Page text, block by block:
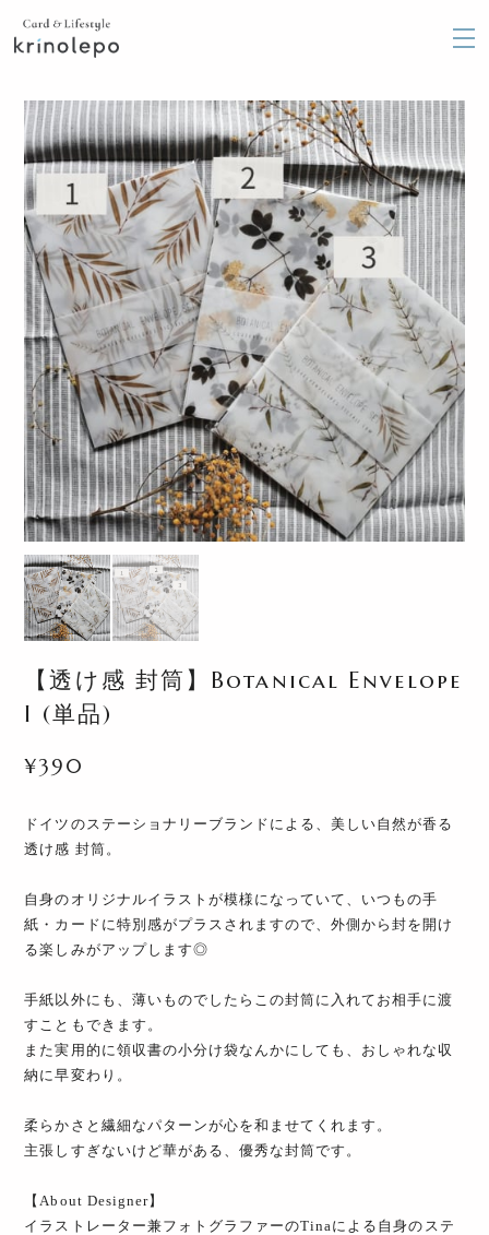
【透け感 封筒】Botanical Envelope
I (単品)
¥390
ドイツのステーショナリーブランドによる、美しい自然が香る
透け感 封筒。
自身のオリジナルイラストが模様になっていて、いつもの手
紙・カードに特別感がプラスされますので、外側から封を開け
る楽しみがアップします◎
手紙以外にも、薄いものでしたらこの封筒に入れてお相手に渡
すこともできます。
また実用的に領収書の小分け袋なんかにしても、おしゃれな収
納に早変わり。
柔らかさと繊細なパターンが心を和ませてくれます。
主張しすぎないけど華がある、優秀な封筒です。
【About Designer】
イラストレーター兼フォトグラファーのTinaによる自身のステ